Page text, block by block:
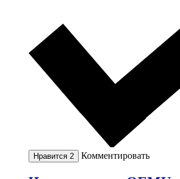
Нравится 2 Комментировать